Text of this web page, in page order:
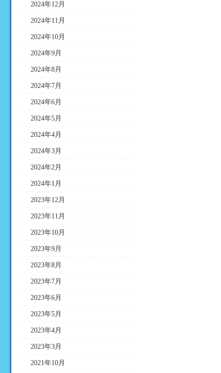
2024年12月
2024年11月
2024年10月
2024年9月
2024年8月
2024年7月
2024年6月
2024年5月
2024年4月
2024年3月
2024年2月
2024年1月
2023年12月
2023年11月
2023年10月
2023年9月
2023年8月
2023年7月
2023年6月
2023年5月
2023年4月
2023年3月
2021年10月